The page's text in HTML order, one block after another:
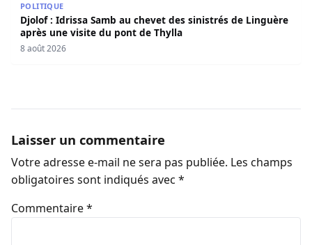
POLITIQUE
Djolof : Idrissa Samb au chevet des sinistrés de Linguère
après une visite du pont de Thylla
8 août 2026
Laisser un commentaire
Votre adresse e-mail ne sera pas publiée. Les champs
obligatoires sont indiqués avec *
Commentaire*